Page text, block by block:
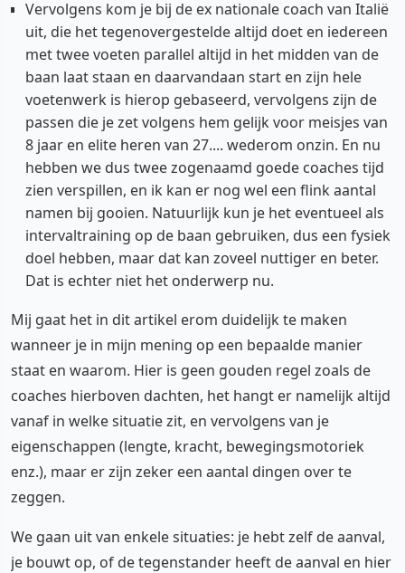
Vervolgens kom je bij de ex nationale coach van Italië
uit, die het tegenovergestelde altijd doet en iedereen
met twee voeten parallel altijd in het midden van de
baan laat staan en daarvandaan start en zijn hele
voetenwerk is hierop gebaseerd, vervolgens zijn de
passen die je zet volgens hem gelijk voor meisjes van
8 jaar en elite heren van 27.... wederom onzin. En nu
hebben we dus twee zogenaamd goede coaches tijd
zien verspillen, en ik kan er nog wel een flink aantal
namen bij gooien. Natuurlijk kun je het eventueel als
intervaltraining op de baan gebruiken, dus een fysiek
doel hebben, maar dat kan zoveel nuttiger en beter.
Dat is echter niet het onderwerp nu.
Mij gaat het in dit artikel erom duidelijk te maken
wanneer je in mijn mening op een bepaalde manier
staat en waarom. Hier is geen gouden regel zoals de
coaches hierboven dachten, het hangt er namelijk altijd
vanaf in welke situatie zit, en vervolgens van je
eigenschappen (lengte, kracht, bewegingsmotoriek
enz.), maar er zijn zeker een aantal dingen over te
zeggen.
We gaan uit van enkele situaties: je hebt zelf de aanval,
je bouwt op, of de tegenstander heeft de aanval en hier